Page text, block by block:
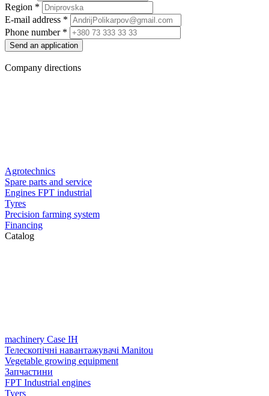
Region *
E-mail address *
Phone number *
Send an application
Company directions
Agrotechnics
Spare parts and service
Engines FPT industrial
Tyres
Precision farming system
Financing
Catalog
machinery Case IH
Телескопічні навантажувачі Manitou
Vegetable growing equipment
Запчастини
FPT Industrial engines
Tyers